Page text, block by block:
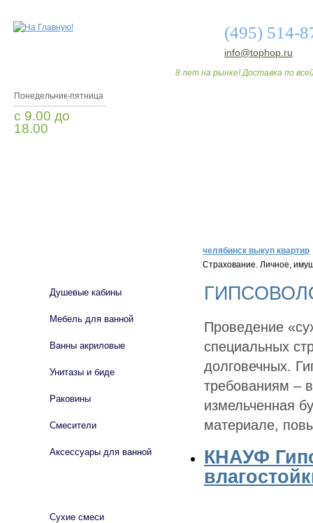
(495) 514-
info@tophop.ru
8 лет на рынке! Доставка по
Понедельник-пятница
с 9.00 до
18.00
челябинск выкуп квартир
Страхование. Личное,
Проведение
специальных
долговечных.
требованиям –
измельченная
материале,
КНАУФ
Душевые кабины
Мебель для ванной
Ванны акриловые
Унитазы и биде
Раковины
Смесители
Аксессуары для ванной
Сухие смеси